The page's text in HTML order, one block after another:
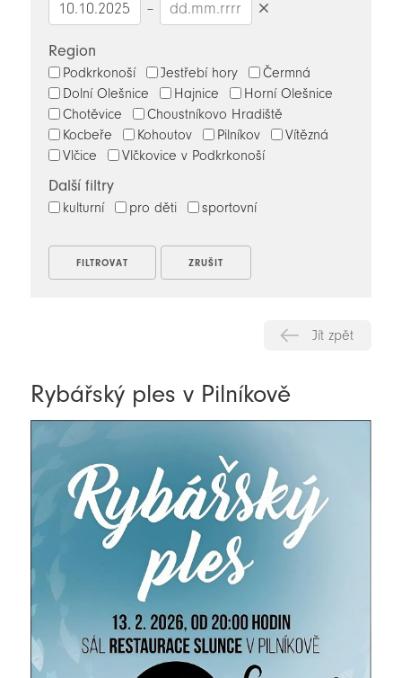
–
Region
Podkrkonoší Jestřebí hory
Čermná
Dolní Olešnice
Hajnice
Horní Olešnice
Chotěvice
Choustníkovo Hradiště
Kocbeře
Kohoutov Pilníkov
Vítězná
Vlčice
Vlčkovice v Podkrkonoší
Další filtry
kulturní pro děti sportovní
Jít zpět
Rybářský ples v Pilníkově